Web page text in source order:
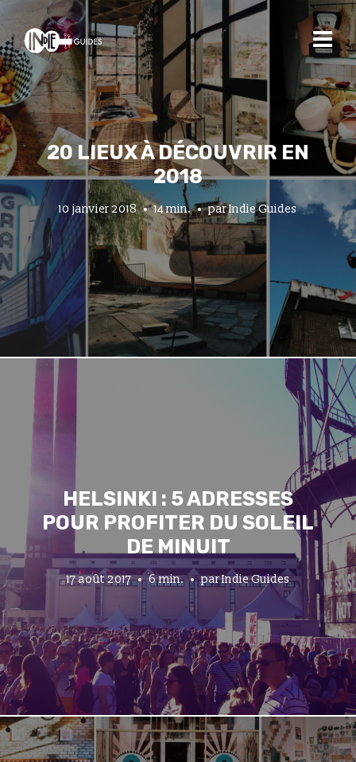
20 LIEUX À DÉCOUVRIR EN
2018
10 janvier 2018 14 min. parIndie Guides
HELSINKI : 5 ADRESSES
POUR PROFITER DU SOLEIL
DE MINUIT
17 août 2017 6 min. parIndie Guides